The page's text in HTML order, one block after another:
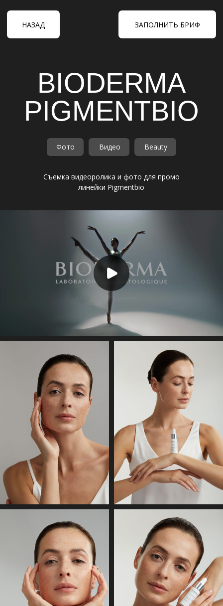
PIGMENTBIO
Фото Видео Beauty